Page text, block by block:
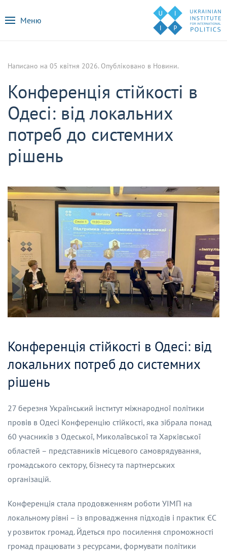
Меню
Написано на 05 квітня 2026. Опубліковано в Новини.
Конференція стійкості в
Одесі: від локальних
потреб до системних
рішень
Конференція стійкості в Одесі: від
локальних потреб до системних
рішень
27 березня Український інститут міжнародної політики
провів в Одесі Конференцію стійкості, яка зібрала понад
60 учасників з Одеської, Миколаївської та Харківської
областей – представників місцевого самоврядування,
громадського сектору, бізнесу та партнерських
організацій.
Конференція стала продовженням роботи УІМП на
локальному рівні – із впровадження підходів і практик ЄС
у розвиток громад. Йдеться про посилення спроможності
громад працювати з ресурсами, формувати політики